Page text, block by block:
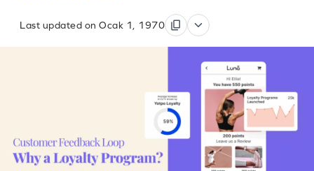
Last updated on Ocak 1, 1970